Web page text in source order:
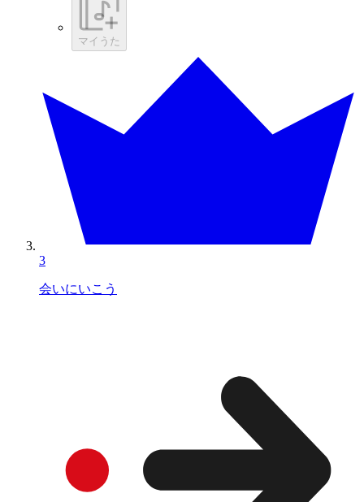
マイうた
3
会いにいこう